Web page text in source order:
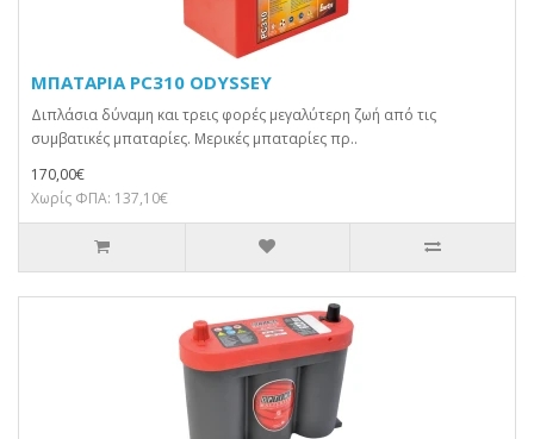
ΜΠΑΤΑΡΙΑ PC310 ODYSSEY
Διπλάσια δύναμη και τρεις φορές μεγαλύτερη ζωή από τις
συμβατικές μπαταρίες. Μερικές μπαταρίες πρ..
170,00€
Χωρίς ΦΠΑ: 137,10€